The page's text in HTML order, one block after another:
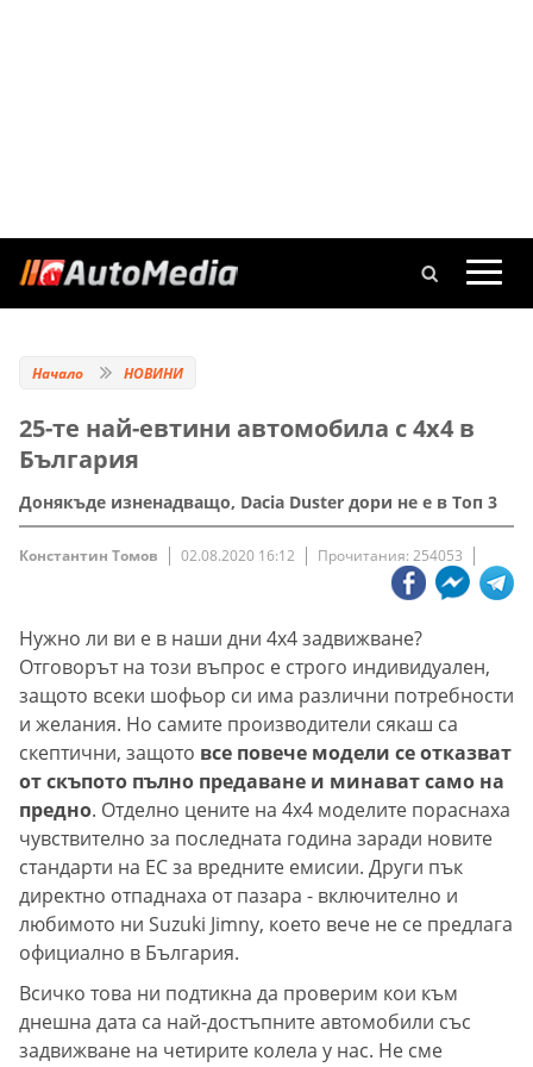
Начало НОВИНИ
25-те най-евтини автомобила с 4х4 в
България
Донякъде изненадващо, Dacia Duster дори не е в Топ 3
Константин Томов 02.08.2020 16:12 Прочитания: 254053
Нужно ли ви е в наши дни 4х4 задвижване?
Отговорът на този въпрос е строго индивидуален,
защото всеки шофьор си има различни потребности
и желания. Но самите производители сякаш са
скептични, защото все повече модели се отказват
от скъпото пълно предаване и минават само на
предно. Отделно цените на 4х4 моделите пораснаха
чувствително за последната година заради новите
стандарти на ЕС за вредните емисии. Други пък
директно отпаднаха от пазара - включително и
любимото ни Suzuki Jimny, което вече не се предлага
официално в България.
Всичко това ни подтикна да проверим кои към
днешна дата са най-достъпните автомобили със
задвижване на четирите колела у нас. Не сме